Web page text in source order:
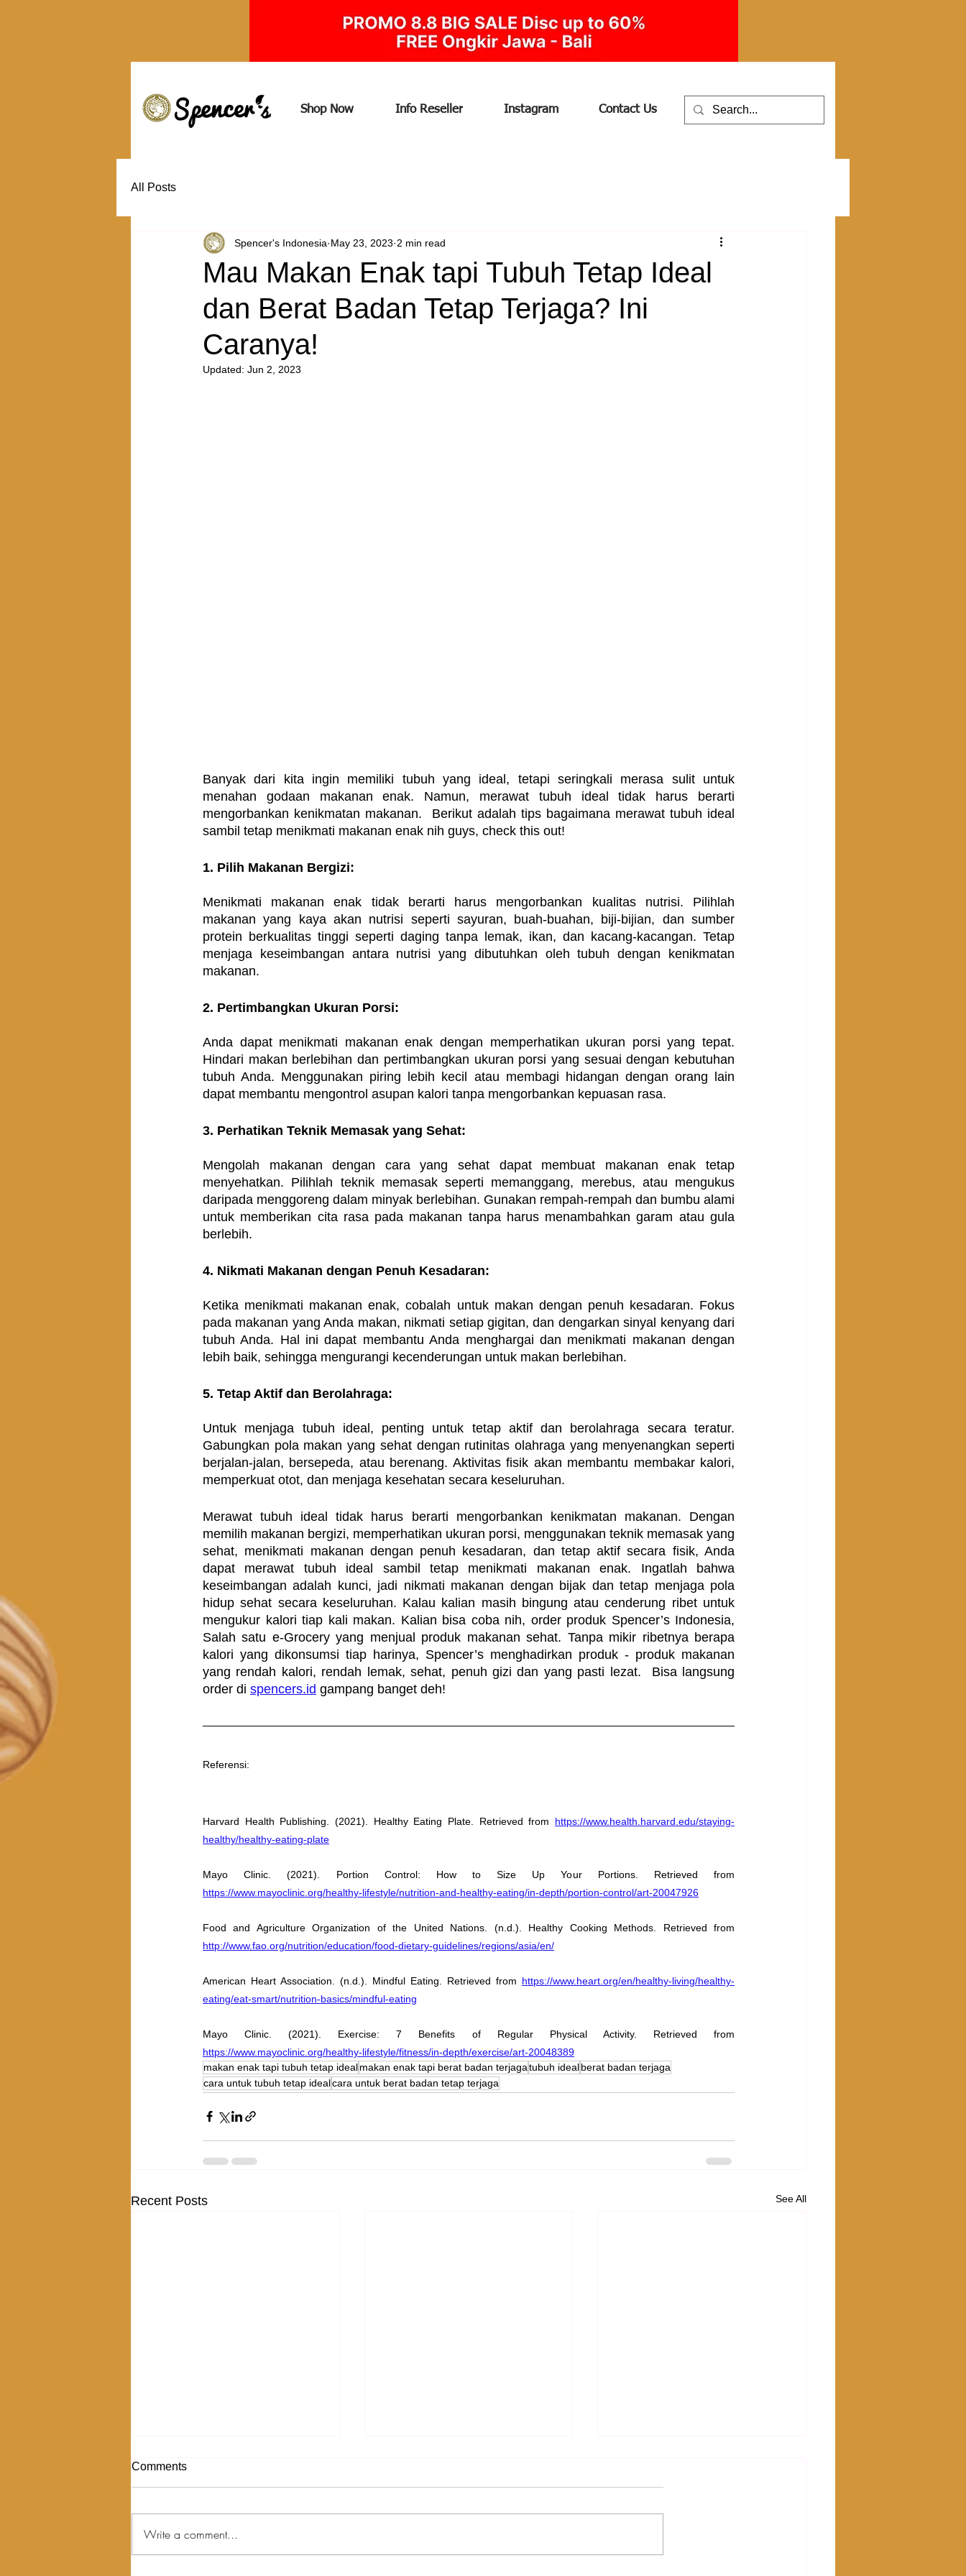
Shop Now Info Reseller Instagram Contact Us
All Posts
Mau Makan Enak tapi Tubuh Tetap Ideal
dan Berat Badan Tetap Terjaga? Ini
Caranya!
Spencer's Indonesia May 23, 2023 2 min read
Updated: Jun 2, 2023
Banyak dari kita ingin memiliki tubuh yang ideal, tetapi seringkali merasa sulit untuk
menahan godaan makanan enak. Namun, merawat tubuh ideal tidak harus berarti
mengorbankan kenikmatan makanan.  Berikut adalah tips bagaimana merawat tubuh ideal
sambil tetap menikmati makanan enak nih guys, check this out!
1. Pilih Makanan Bergizi:
Menikmati makanan enak tidak berarti harus mengorbankan kualitas nutrisi. Pilihlah
makanan yang kaya akan nutrisi seperti sayuran, buah-buahan, biji-bijian, dan sumber
protein berkualitas tinggi seperti daging tanpa lemak, ikan, dan kacang-kacangan. Tetap
menjaga keseimbangan antara nutrisi yang dibutuhkan oleh tubuh dengan kenikmatan
makanan.
2. Pertimbangkan Ukuran Porsi:
Anda dapat menikmati makanan enak dengan memperhatikan ukuran porsi yang tepat.
Hindari makan berlebihan dan pertimbangkan ukuran porsi yang sesuai dengan kebutuhan
tubuh Anda. Menggunakan piring lebih kecil atau membagi hidangan dengan orang lain
dapat membantu mengontrol asupan kalori tanpa mengorbankan kepuasan rasa.
3. Perhatikan Teknik Memasak yang Sehat:
Mengolah makanan dengan cara yang sehat dapat membuat makanan enak tetap
menyehatkan. Pilihlah teknik memasak seperti memanggang, merebus, atau mengukus
daripada menggoreng dalam minyak berlebihan. Gunakan rempah-rempah dan bumbu alami
untuk memberikan cita rasa pada makanan tanpa harus menambahkan garam atau gula
berlebih.
4. Nikmati Makanan dengan Penuh Kesadaran:
Ketika menikmati makanan enak, cobalah untuk makan dengan penuh kesadaran. Fokus
pada makanan yang Anda makan, nikmati setiap gigitan, dan dengarkan sinyal kenyang dari
tubuh Anda. Hal ini dapat membantu Anda menghargai dan menikmati makanan dengan
lebih baik, sehingga mengurangi kecenderungan untuk makan berlebihan.
5. Tetap Aktif dan Berolahraga:
Untuk menjaga tubuh ideal, penting untuk tetap aktif dan berolahraga secara teratur.
Gabungkan pola makan yang sehat dengan rutinitas olahraga yang menyenangkan seperti
berjalan-jalan, bersepeda, atau berenang. Aktivitas fisik akan membantu membakar kalori,
memperkuat otot, dan menjaga kesehatan secara keseluruhan.
Merawat tubuh ideal tidak harus berarti mengorbankan kenikmatan makanan. Dengan
memilih makanan bergizi, memperhatikan ukuran porsi, menggunakan teknik memasak yang
sehat, menikmati makanan dengan penuh kesadaran, dan tetap aktif secara fisik, Anda
dapat merawat tubuh ideal sambil tetap menikmati makanan enak. Ingatlah bahwa
keseimbangan adalah kunci, jadi nikmati makanan dengan bijak dan tetap menjaga pola
hidup sehat secara keseluruhan. Kalau kalian masih bingung atau cenderung ribet untuk
mengukur kalori tiap kali makan. Kalian bisa coba nih, order produk Spencer’s Indonesia,
Salah satu e-Grocery yang menjual produk makanan sehat. Tanpa mikir ribetnya berapa
kalori yang dikonsumsi tiap harinya, Spencer’s menghadirkan produk - produk makanan
yang rendah kalori, rendah lemak, sehat, penuh gizi dan yang pasti lezat.  Bisa langsung
order di spencers.id gampang banget deh!
Referensi:
Harvard Health Publishing. (2021). Healthy Eating Plate. Retrieved from https://www.health.harvard.edu/staying-
healthy/healthy-eating-plate
https://www.mayoclinic.org/healthy-lifestyle/nutrition-and-healthy-eating/in-depth/portion-control/art-20047926
http://www.fao.org/nutrition/education/food-dietary-guidelines/regions/asia/en/
American Heart Association. (n.d.). Mindful Eating. Retrieved from https://www.heart.org/en/healthy-living/healthy-
eating/eat-smart/nutrition-basics/mindful-eating
https://www.mayoclinic.org/healthy-lifestyle/fitness/in-depth/exercise/art-20048389
makan enak tapi tubuh tetap idealmakan enak tapi berat badan terjagatubuh idealberat badan terjaga
cara untuk tubuh tetap idealcara untuk berat badan tetap terjaga
Recent Posts See All
Comments
Write a comment...